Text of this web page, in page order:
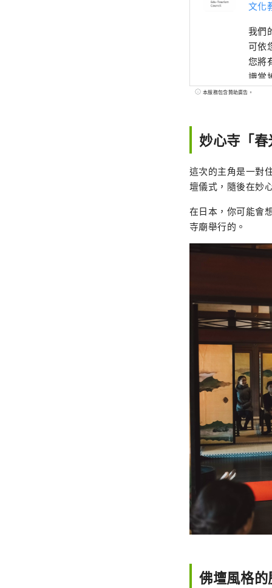
文化
我們
可依
您將
識當
舉辦
本服務包含贊助廣告。
妙心寺「
這次的主角是一對
壇儀式，隨後在妙
在日本，你可能會
寺廟舉行的。
佛壇風格